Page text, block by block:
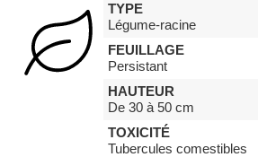
TYPE
Légume-racine
FEUILLAGE
Persistant
HAUTEUR
De 30 à 50 cm
TOXICITÉ
Tubercules comestibles